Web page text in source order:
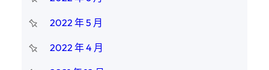
2022 年 5 月
2022 年 4 月